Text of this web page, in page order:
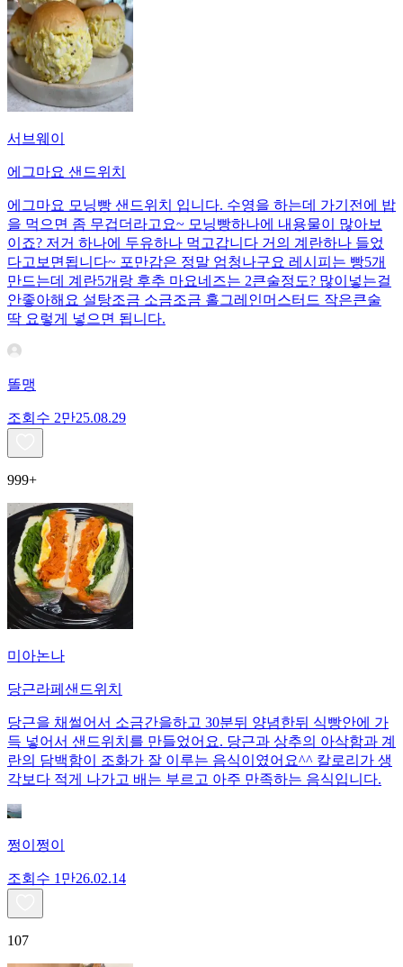
서브웨이
에그마요 샌드위치
에그마요 모닝빵 샌드위치 입니다. 수영을 하는데 가기전에 밥
을 먹으면 좀 무겁더라고요~ 모닝빵하나에 내용물이 많아보
이죠? 저거 하나에 두유하나 먹고갑니다 거의 계란하나 들었
다고보면됩니다~ 포만감은 정말 엄청나구요 레시피는 빵5개
만드는데 계란5개랑 후추 마요네즈는 2큰술정도? 많이넣는걸
안좋아해요 설탕조금 소금조금 홀그레인머스터드 작은큰술
딱 요렇게 넣으면 됩니다.
똘맹
조회수 2만25.08.29
999+
미아논나
당근라페샌드위치
당근을 채썰어서 소금간을하고 30분뒤 양념한뒤 식빵안에 가
득 넣어서 샌드위치를 만들었어요. 당근과 상추의 아삭함과 계
란의 담백함이 조화가 잘 이루는 음식이였어요^^ 칼로리가 생
각보다 적게 나가고 배는 부르고 아주 만족하는 음식입니다.
쩡이쩡이
조회수 1만26.02.14
107